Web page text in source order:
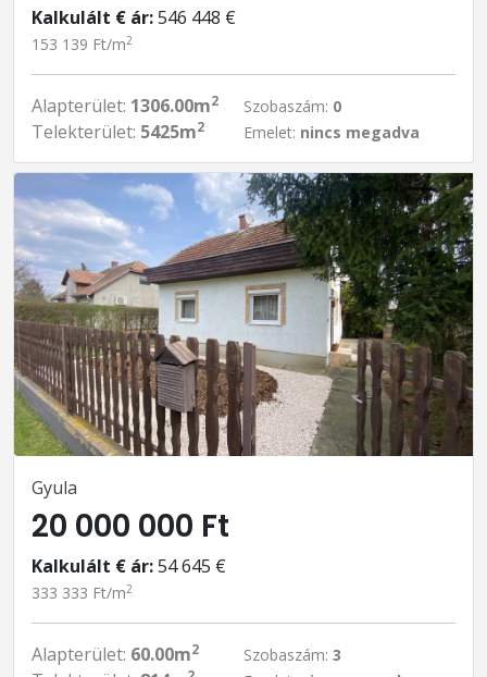
Kalkulált € ár:546 448 €
153 139 Ft/m2
Alapterület: 1306.00m2
Telekterület: 5425m2
Szobaszám: 0
Emelet: nincs megadva
Gyula
20 000 000 Ft
Kalkulált € ár:54 645 €
333 333 Ft/m2
Alapterület: 60.00m2 Szobaszám: 3